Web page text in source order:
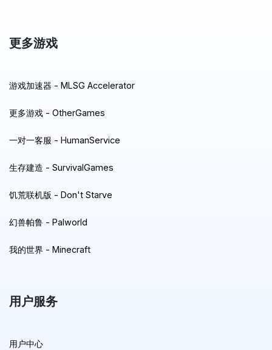
更多游戏
游戏加速器 - MLSG Accelerator
更多游戏 - OtherGames
一对一客服 - HumanService
生存建造 - SurvivalGames
饥荒联机版 - Don't Starve
幻兽帕鲁 - Palworld
我的世界 - Minecraft
用户服务
用户中心